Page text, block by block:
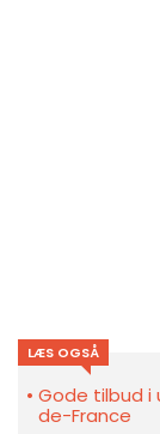
LÆS OGSÅ
Gode tilbud i
de-France